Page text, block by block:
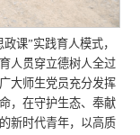
课”实践育人模式，
人贯穿立德树人全过
大师生党员充分发挥
，在守护生态、奉献
新时代青年，以高质